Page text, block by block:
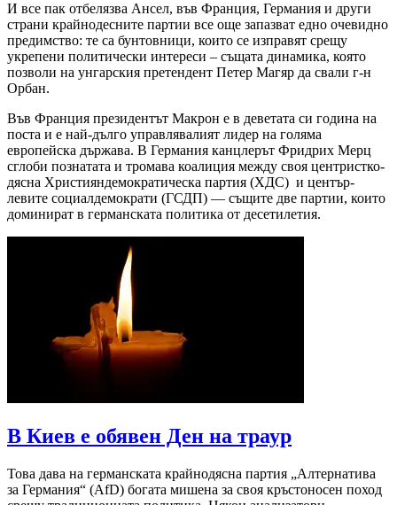
И все пак отбелязва Ансел, във Франция, Германия и други
страни крайнодесните партии все още запазват едно очевидно
предимство: те са бунтовници, които се изправят срещу
укрепени политически интереси – същата динамика, която
позволи на унгарския претендент Петер Магяр да свали г-н
Орбан.
Във Франция президентът Макрон е в деветата си година на
поста и е най-дълго управлявалият лидер на голяма
европейска държава. В Германия канцлерът Фридрих Мерц
сглоби познатата и тромава коалиция между своя центристко-
дясна Християндемократическа партия (ХДС) и център-
левите социалдемократи (ГСДП) — същите две партии, които
доминират в германската политика от десетилетия.
В Киев е обявен Ден на траур
Това дава на германската крайнодясна партия „Алтернатива
за Германия“ (AfD) богата мишена за своя кръстоносен поход